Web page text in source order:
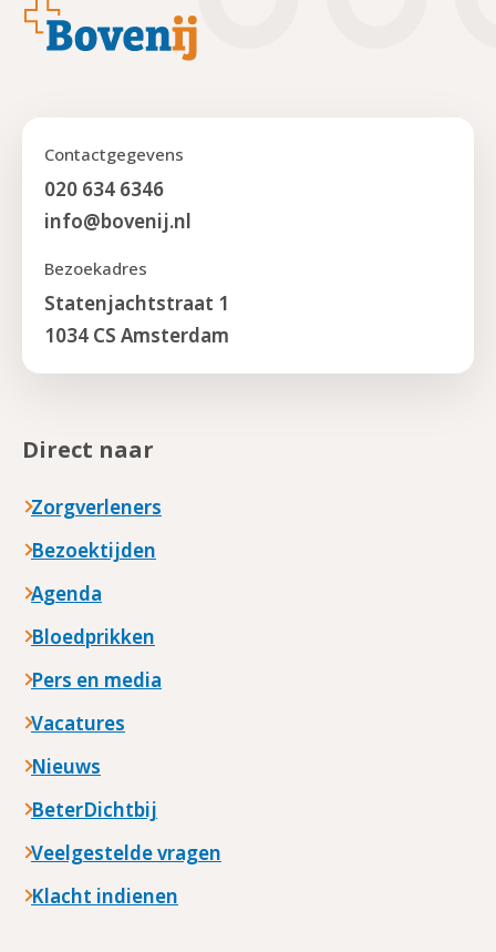
Footer
Contactgegevens
020 634 6346
info@bovenij.nl
Bezoekadres
Statenjachtstraat 1
1034 CS Amsterdam
Direct naar
Zorgverleners
Bezoektijden
Agenda
Bloedprikken
Pers en media
Vacatures
Nieuws
BeterDichtbij
Veelgestelde vragen
Klacht indienen